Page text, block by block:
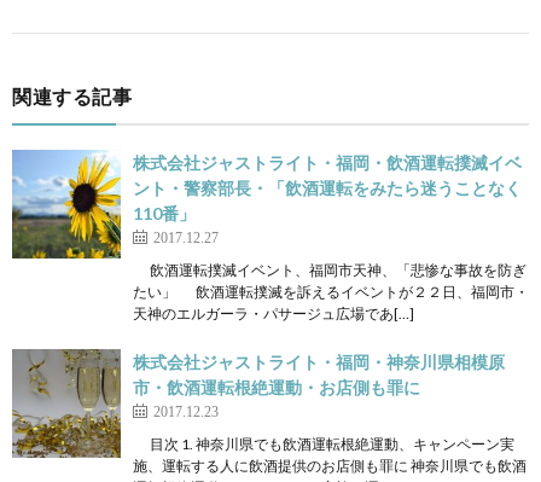
関連する記事
株式会社ジャストライト・福岡・飲酒運転撲滅イベ
ント・警察部長・「飲酒運転をみたら迷うことなく
110番」
2017.12.27
飲酒運転撲滅イベント、福岡市天神、「悲惨な事故を防ぎ
たい」 飲酒運転撲滅を訴えるイベントが２２日、福岡市・
天神のエルガーラ・パサージュ広場であ[…]
株式会社ジャストライト・福岡・神奈川県相模原
市・飲酒運転根絶運動・お店側も罪に
2017.12.23
目次 1. 神奈川県でも飲酒運転根絶運動、キャンペーン実
施、運転する人に飲酒提供のお店側も罪に 神奈川県でも飲酒